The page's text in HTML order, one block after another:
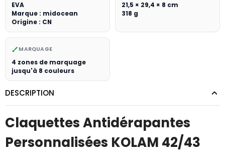
EVA
Marque : midocean
Origine : CN
21,5 × 29,4 × 8 cm
318 g
brush MARQUAGE
4 zones de marquage
jusqu'à 8 couleurs
DESCRIPTION
Claquettes Antidérapantes
Personnalisées KOLAM 42/43